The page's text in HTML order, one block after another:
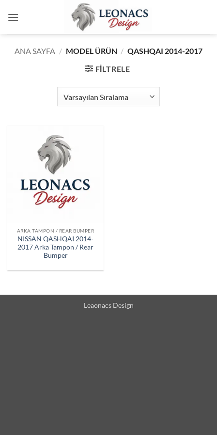
atla
ANA SAYFA / MODEL ÜRÜN / QASHQAI 2014-2017
FILTRELE
ARKA TAMPON / REAR BUMPER
NISSAN QASHQAI 2014-
2017 Arka Tampon / Rear
Bumper
Leaonacs Design